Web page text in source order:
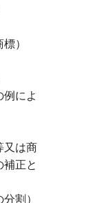
）
例によ
又は商
正と
割）